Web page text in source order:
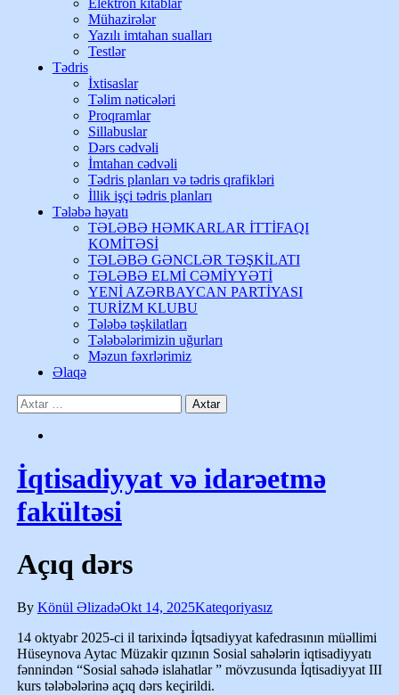
Elektron kitablar
Mühazirələr
Yazılı imtahan sualları
Testlər
Tədris
İxtisaslar
Təlim nəticələri
Proqramlar
Sillabuslar
Dərs cədvəli
İmtahan cədvəli
Tədris planları və tədris qrafikləri
İllik işçi tədris planları
Tələbə həyatı
TƏLƏBƏ HƏMKARLAR İTTİFAQI
KOMİTƏSİ
TƏLƏBƏ GƏNCLƏR TƏŞKİLATI
TƏLƏBƏ ELMİ CƏMİYYƏTİ
YENİ AZƏRBAYCAN PARTİYASI
TURİZM KLUBU
Tələbə təşkilatları
Tələbələrimizin uğurları
Məzun fəxrlərimiz
Əlaqə
İqtisadiyyat və idarəetmə
fakültəsi
Açıq dərs
By Könül ƏlizadəOkt 14, 2025Kateqoriyasız
14 oktyabr 2025-ci il tarixində İqtsadiyyat kafedrasının müəllimi
Hüseynova Aytac Müzakir qızının Sosial sahələrin iqtisadiyyatı
fənnindən “Sosial sahədə islahatlar ” mövzusunda İqtisadiyyat III
kurs tələbələrinə açıq dərs keçirildi.